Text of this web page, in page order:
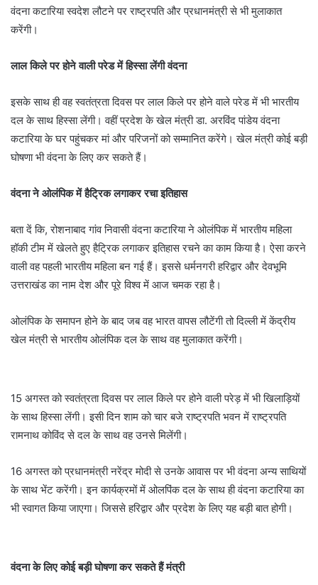
वंदना कटारिया स्वदेश लौटने पर राष्ट्रपति और प्रधानमंत्री से भी मुलाकात
करेंगी।
लाल किले पर होने वाली परेड में हिस्सा लेंगी वंदना
इसके साथ ही वह स्वतंत्रता दिवस पर लाल किले पर होने वाले परेड में भी भारतीय
दल के साथ हिस्सा लेंगी। वहीं प्रदेश के खेल मंत्री डा. अरविंद पांडेय वंदना
कटारिया के घर पहुंचकर मां और परिजनों को सम्मानित करेंगे। खेल मंत्री कोई बड़ी
घोषणा भी वंदना के लिए कर सकते हैं।
वंदना ने ओलंपिक में हैट्रिक लगाकर रचा इतिहास
बता दें कि, रोशनाबाद गांव निवासी वंदना कटारिया ने ओलंपिक में भारतीय महिला
हॉकी टीम में खेलते हुए हैट्रिक लगाकर इतिहास रचने का काम किया है। ऐसा करने
वाली वह पहली भारतीय महिला बन गई हैं। इससे धर्मनगरी हरिद्वार और देवभूमि
उत्तराखंड का नाम देश और पूरे विश्व में आज चमक रहा है।
ओलंपिक के समापन होने के बाद जब वह भारत वापस लौटेंगी तो दिल्ली में केंद्रीय
खेल मंत्री से भारतीय ओलंपिक दल के साथ वह मुलाकात करेंगी।
15 अगस्त को स्वतंत्रता दिवस पर लाल किले पर होने वाली परेड़ में भी खिलाड़ियों
के साथ हिस्सा लेंगी। इसी दिन शाम को चार बजे राष्ट्रपति भवन में राष्ट्रपति
रामनाथ कोविंद से दल के साथ वह उनसे मिलेंगी।
16 अगस्त को प्रधानमंत्री नरेंद्र मोदी से उनके आवास पर भी वंदना अन्य साथियों
के साथ भेंट करेंगी। इन कार्यक्रमों में ओलपिंक दल के साथ ही वंदना कटारिया का
भी स्वागत किया जाएगा। जिससे हरिद्वार और प्रदेश के लिए यह बड़ी बात होगी।
वंदना के लिए कोई बड़ी घोषणा कर सकते हैं मंत्री